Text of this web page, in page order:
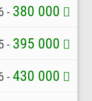
- 380 000
- 395 000
-430 000